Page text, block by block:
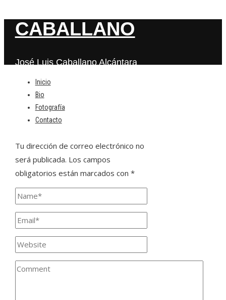
CABALLANO
José Luis Caballano Alcántara
Inicio
Bio
Fotografía
Contacto
Deja una respuesta
Tu dirección de correo electrónico no
será publicada. Los campos
obligatorios están marcados con *